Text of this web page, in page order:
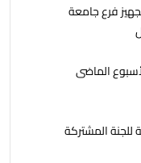
تجهيز فرع جامعة
للجنة المشتركة